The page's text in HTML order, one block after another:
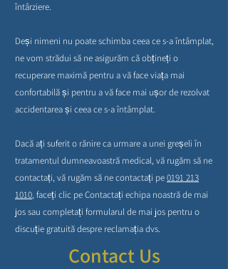
întârziere.
Deși nimeni nu poate schimba ceea ce s-a întâmplat,
ne vom strădui să ne asigurăm că obțineți o
recuperare maximă pentru a vă face viața mai
confortabilă și pentru a vă face mai ușor de rezolvat
accidentarea și ceea ce s-a întâmplat.
Dacă ați suferit o rănire ca urmare a unei greșeli în
tratamentul dumneavoastră medical, vă rugăm să ne
contactați, vă rugăm să ne contactați pe0191 213
1010, faceți clic pe Contactați echipa noastră de mai
jos sau completați formularul de mai jos pentru o
discuție gratuită despre reclamația dvs.
Contact Us